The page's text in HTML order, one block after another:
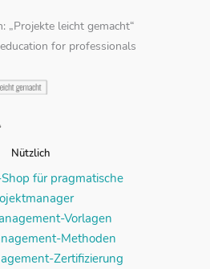
„Projekte leicht gemacht“
for professionals
Nützlich
für pragmatische
Vorlagen
Methoden
Zertifizierung